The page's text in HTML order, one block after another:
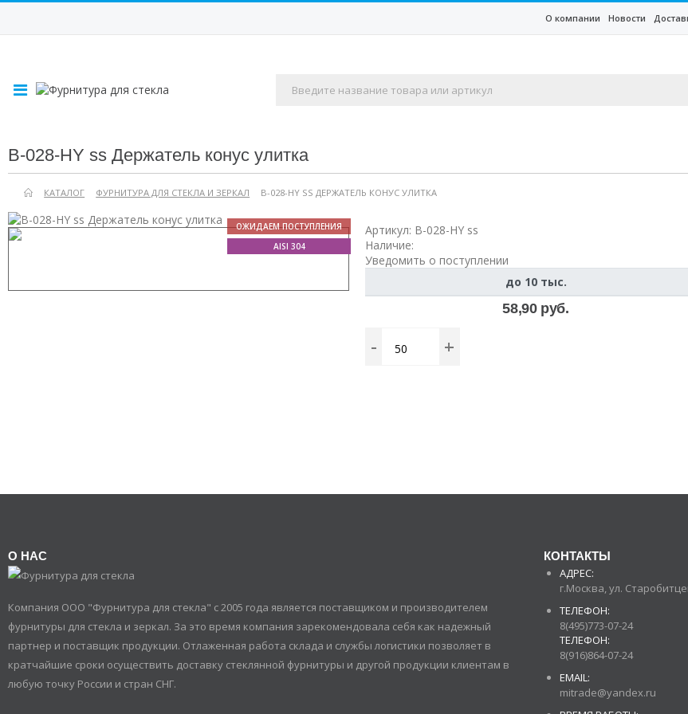
О компании Новости
B-028-HY ss Держатель конус улитка
КАТАЛОГ ФУРНИТУРА ДЛЯ СТЕКЛА И ЗЕРКАЛ B-028-HY SS ДЕРЖАТЕЛЬ КОНУС УЛИТКА
ОЖИДАЕМ ПОСТУПЛЕНИЯ
AISI 304
Артикул: В-028-HY ss
Наличие:
Уведомить о поступлении
до 10 тыс.
58,90 руб.
- +
О НАС
Компания ООО "Фурнитура для стекла" с 2005 года является поставщиком и производителем
фурнитуры для стекла и зеркал. За это время компания зарекомендовала себя как надежный
партнер и поставщик продукции. Отлаженная работа склада и службы логистики позволяет в
кратчайшие сроки осуществить доставку стеклянной фурнитуры и другой продукции клиентам в
любую точку России и стран СНГ.
КОНТАКТЫ
АДРЕС:
г.Москва, ул.
ТЕЛЕФОН:
8(495)773-07-24
ТЕЛЕФОН:
8(916)864-07-24
EMAIL:
mitrade@yandex.ru